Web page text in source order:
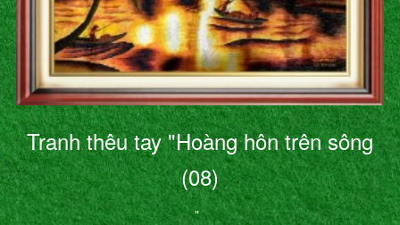
Tranh thêu tay "Hoàng hôn trên sông
(08)
"